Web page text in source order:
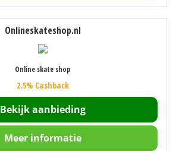
Onlineskateshop.nl
Online skate shop
2.5% Cashback
Bekijk aanbieding
Meer informatie